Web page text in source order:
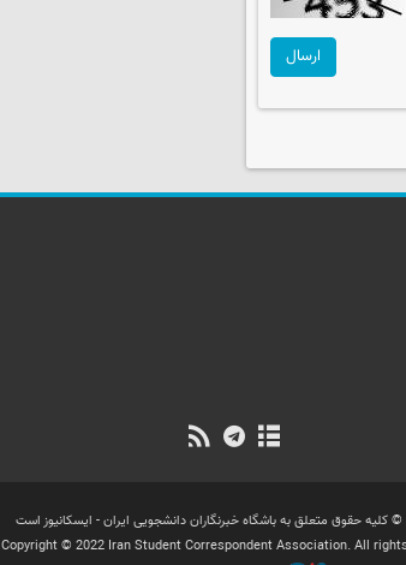
ارسال
کلیه حقوق متعلق به باشگاه خبرنگاران دانشجویی ایران - ایسکانیوز است
Copyright © 2022 Iran Student Correspondent Association. All